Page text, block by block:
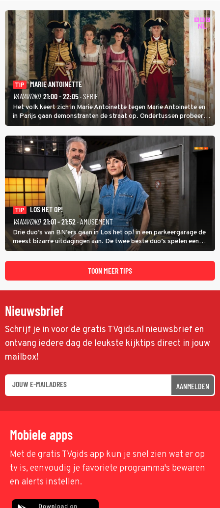
TIP
MARIE ANTOINETTE
VANAVOND 21:00 - 22:05· SERIE
Het volk keert zich in Marie Antoinette tegen Marie Antoinette en
in Parijs gaan demonstranten de straat op. Ondertussen probeert
Marie Antoinette landgoed Saint-Cloud te kopen. Ze wil daar haar
kinderen veilig laten opgroeien.
TIP
LOS HET OP!
VANAVOND 21:01 - 21:52· AMUSEMENT
Drie duo’s van BN’ers gaan in Los het op! in een parkeergarage de
meest bizarre uitdagingen aan. De twee beste duo’s spelen een
onderlinge finale. Met in deze aflevering onder anderen cabaretiers
Nabil Aoulad Ayad en Annick Boer.
TOON MEER TIPS
Nieuwsbrief
Schrijf je in voor de gratis TVgids.nl nieuwsbrief en
ontvang iedere dag de leukste kijktips direct in jouw
mailbox!
AANMELDEN
Mobiele apps
Met de gratis TVgids app kun je snel zien wat er op
tv is, eenvoudig je favoriete programma's bewaren
en alerts instellen.